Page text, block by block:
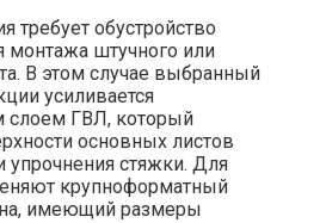
требует обустройство
монтажа штучного или
В этом случае выбранный
усиливается
слоем ГВЛ, который
основных листов
упрочнения стяжки. Для
крупноформатный
имеющий размеры